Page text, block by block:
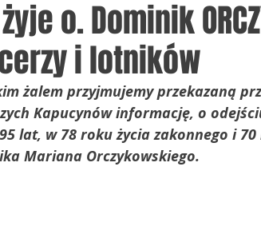
o. Dominik
i lotników
żalem przyjmujemy przekazaną
Kapucynów informację, o
lat, w 78 roku życia zakonnego i
Mariana Orczykowskiego.